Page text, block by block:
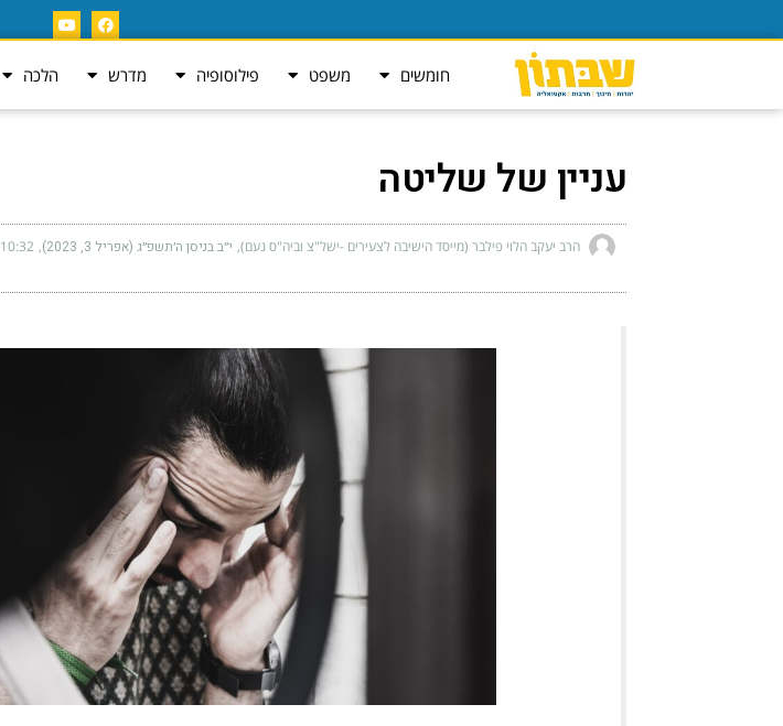
חומשים משפט פילוסופיה מדרש הלכה
עניין של שליטה
הרב יעקב הלוי פילבר (מייסד הישיבה לצעירים -ישל"צ וביה"ס נעם) י״ב בניסן ה׳תשפ״ג (אפריל 3, 2023) 10:32 am